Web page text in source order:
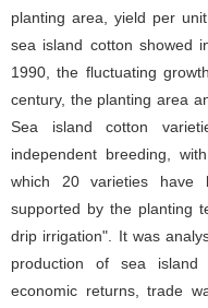
planting area, yield per
sea island cotton showed
1990, the fluctuating
century, the planting area
Sea island cotton
independent breeding,
which 20 varieties have
supported by the planting
drip irrigation". It was
production of sea island
economic returns, trade